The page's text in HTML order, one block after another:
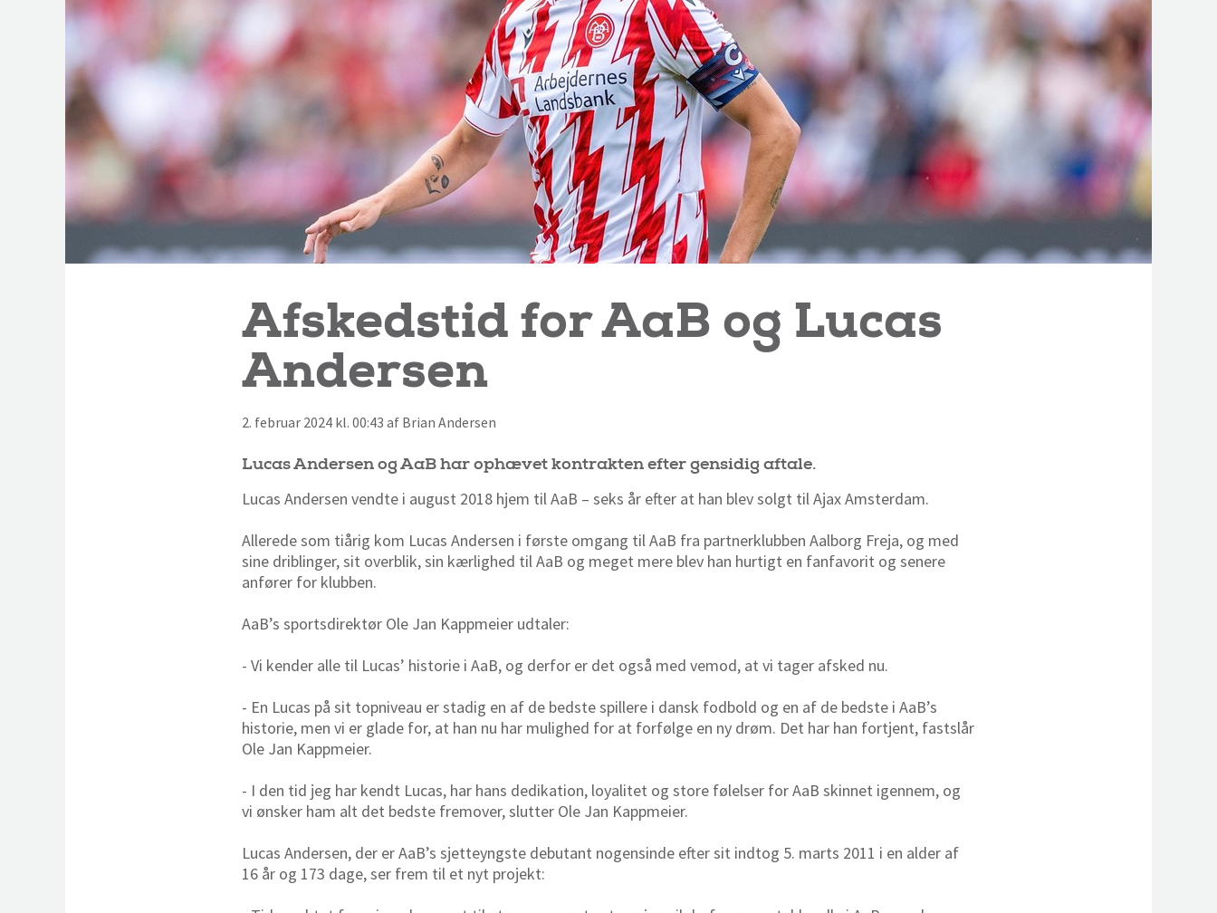
Afskedstid for AaB og Lucas
Andersen
2. februar 2024 kl. 00:43 af Brian Andersen
Lucas Andersen og AaB har ophævet kontrakten efter gensidig aftale.
Lucas Andersen vendte i august 2018 hjem til AaB – seks år efter at han blev solgt til Ajax Amsterdam.
Allerede som tiårig kom Lucas Andersen i første omgang til AaB fra partnerklubben Aalborg Freja, og med
sine driblinger, sit overblik, sin kærlighed til AaB og meget mere blev han hurtigt en fanfavorit og senere
anfører for klubben.
AaB’s sportsdirektør Ole Jan Kappmeier udtaler:
- Vi kender alle til Lucas’ historie i AaB, og derfor er det også med vemod, at vi tager afsked nu.
- En Lucas på sit topniveau er stadig en af de bedste spillere i dansk fodbold og en af de bedste i AaB’s
historie, men vi er glade for, at han nu har mulighed for at forfølge en ny drøm. Det har han fortjent, fastslår
Ole Jan Kappmeier.
- I den tid jeg har kendt Lucas, har hans dedikation, loyalitet og store følelser for AaB skinnet igennem, og
vi ønsker ham alt det bedste fremover, slutter Ole Jan Kappmeier.
Lucas Andersen, der er AaB’s sjetteyngste debutant nogensinde efter sit indtog 5. marts 2011 i en alder af
16 år og 173 dage, ser frem til et nyt projekt: